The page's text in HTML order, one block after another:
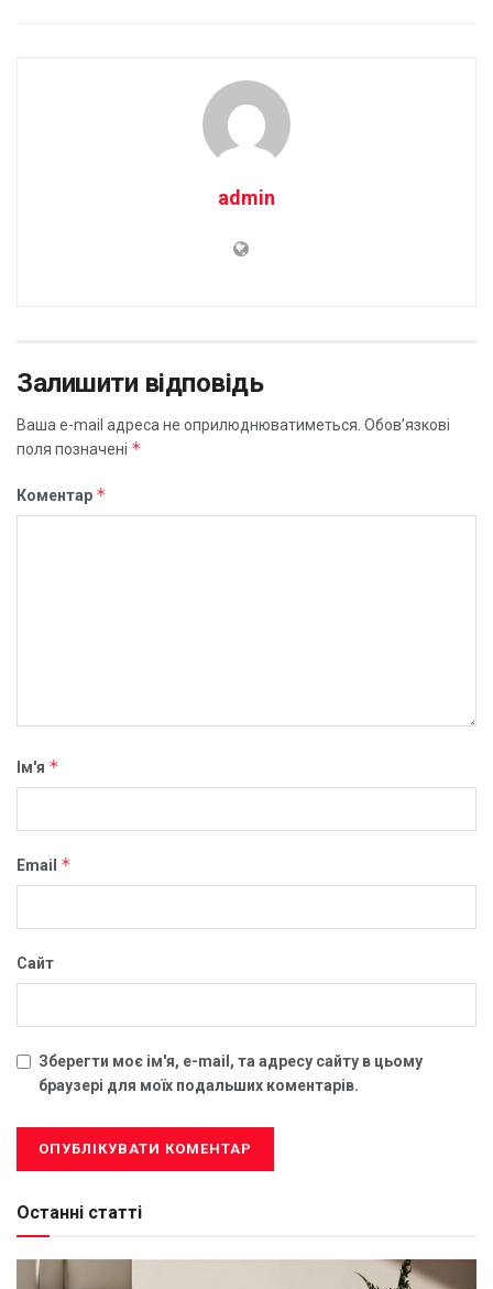
admin
Залишити відповідь
Ваша e-mail адреса не оприлюднюватиметься. Обов’язкові
поля позначені *
Коментар *
Ім'я *
Email *
Сайт
Зберегти моє ім'я, e-mail, та адресу сайту в цьому
браузері для моїх подальших коментарів.
Останні статті